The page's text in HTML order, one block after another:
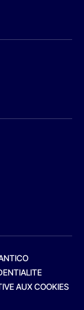
AUX COOKIES